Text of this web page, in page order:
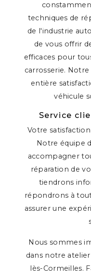
techniques de
de l'industrie
de vous offrir
efficaces pour
carrosserie.
entière
véhicule
Service
Votre
Notre équipe
accompagner
réparation de
tiendrons
répondrons à
assurer une
Nous sommes
dans notre
lès-Cormeilles.